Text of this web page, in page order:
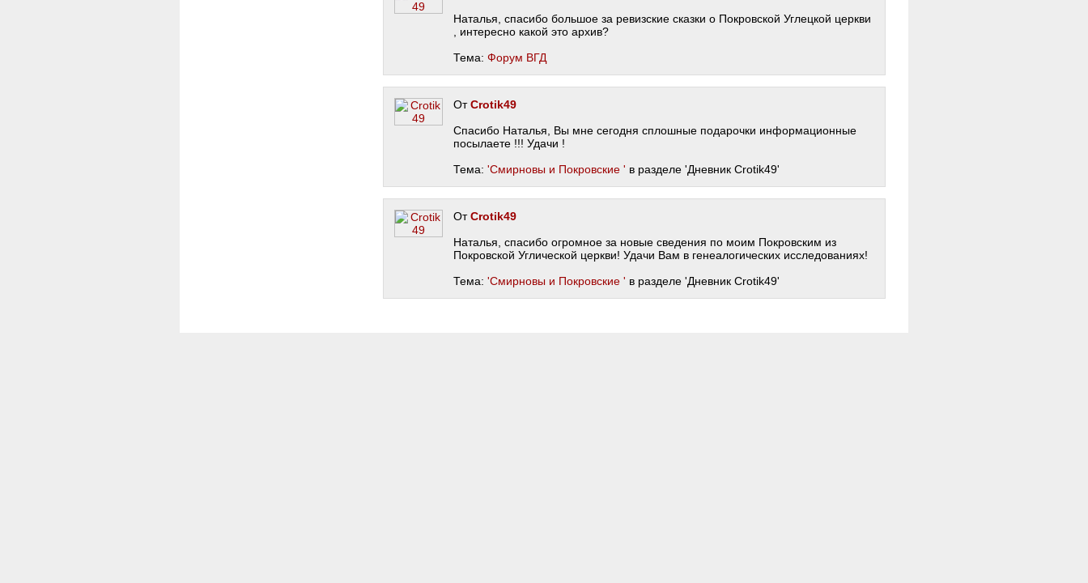
Наталья, спасибо большое за ревизские сказки о Покровской Углецкой церкви
, интересно какой это архив?
Тема: Форум ВГД
ОтCrotik49
Спасибо Наталья, Вы мне сегодня сплошные подарочки информационные
посылаете !!! Удачи !
Тема: 'Смирновы и Покровские ' в разделе 'Дневник Crotik49'
ОтCrotik49
Наталья, спасибо огромное за новые сведения по моим Покровским из
Покровской Углической церкви! Удачи Вам в генеалогических исследованиях!
Тема: 'Смирновы и Покровские ' в разделе 'Дневник Crotik49'